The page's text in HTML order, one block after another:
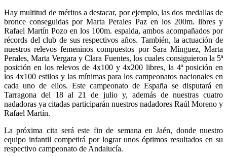
Hay multitud de méritos a destacar, por ejemplo, las dos medallas de
bronce conseguidas por Marta Perales Paz en los 200m. libres y
Rafael Martín Pozo en los 100m. espalda, ambos acompañados por
récords del club de sus respectivos años. También, la actuación de
nuestros relevos femeninos compuestos por Sara Mínguez, Marta
Perales, Marta Vergara y Clara Fuentes, los cuales consiguieron la 5ª
posición en los relevos de 4x100 y 4x200 libres, la 4ª posición en
los 4x100 estilos y las mínimas para los campeonatos nacionales en
cada uno de ellos. Este campeonato de España se disputará en
Tarragona del 18 al 21 de julio y, además de nuestras cuatro
nadadoras ya citadas participarán nuestros nadadores Raúl Moreno y
Rafael Martín.
La próxima cita será este fin de semana en Jaén, donde nuestro
equipo infantil competirá por lograr unos óptimos resultados en su
respectivo campeonato de Andalucía.